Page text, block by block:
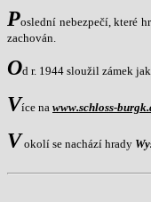
Poslední nebezpečí, které
zachován.
Od r. 1944 sloužil zámek
Více na www.schloss-
V okolí se nachází hrady